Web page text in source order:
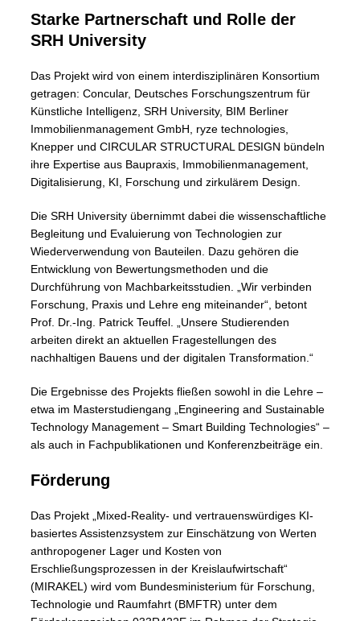
Starke Partnerschaft und Rolle der
SRH University
Das Projekt wird von einem interdisziplinären Konsortium
getragen: Concular, Deutsches Forschungszentrum für
Künstliche Intelligenz, SRH University, BIM Berliner
Immobilienmanagement GmbH, ryze technologies,
Knepper und CIRCULAR STRUCTURAL DESIGN bündeln
ihre Expertise aus Baupraxis, Immobilienmanagement,
Digitalisierung, KI, Forschung und zirkulärem Design.
Die SRH University übernimmt dabei die wissenschaftliche
Begleitung und Evaluierung von Technologien zur
Wiederverwendung von Bauteilen. Dazu gehören die
Entwicklung von Bewertungsmethoden und die
Durchführung von Machbarkeitsstudien. „Wir verbinden
Forschung, Praxis und Lehre eng miteinander“, betont
Prof. Dr.-Ing. Patrick Teuffel. „Unsere Studierenden
arbeiten direkt an aktuellen Fragestellungen des
nachhaltigen Bauens und der digitalen Transformation.“
Die Ergebnisse des Projekts fließen sowohl in die Lehre –
etwa im Masterstudiengang „Engineering and Sustainable
Technology Management – Smart Building Technologies“ –
als auch in Fachpublikationen und Konferenzbeiträge ein.
Förderung
Das Projekt „Mixed-Reality- und vertrauenswürdiges KI-
basiertes Assistenzsystem zur Einschätzung von Werten
anthropogener Lager und Kosten von
Erschließungsprozessen in der Kreislaufwirtschaft“
(MIRAKEL) wird vom Bundesministerium für Forschung,
Technologie und Raumfahrt (BMFTR) unter dem